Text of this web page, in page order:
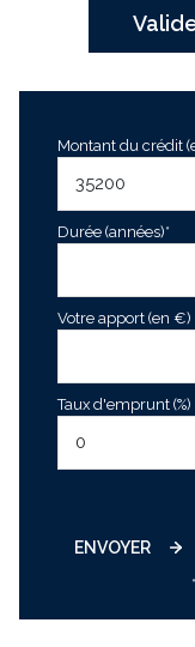
Montant du crédit
Durée (années)*
Votre apport (en €)
Taux d'emprunt (%)
ENVOYER